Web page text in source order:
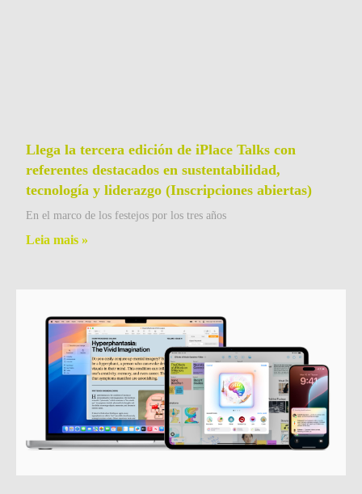
Llega la tercera edición de iPlace Talks con
referentes destacados en sustentabilidad,
tecnología y liderazgo (Inscripciones abiertas)
En el marco de los festejos por los tres años
Leia mais »